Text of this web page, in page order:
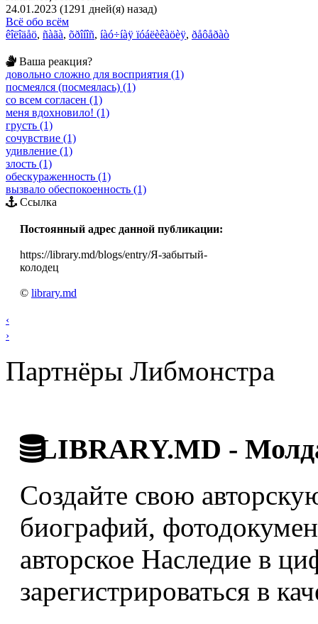
24.01.2023 (1291 дней(я) назад)
Всё обо всём
êîëîäåö, ñàãà, õðîíîñ, íàó÷íàÿ ïóáëèêàöèÿ, ðåôåðàò
Ваша реакция?
довольно сложно для восприятия (1)
посмеялся (посмеялась) (1)
со всем согласен (1)
меня вдохновило! (1)
грусть (1)
сочувствие (1)
удивление (1)
злость (1)
обескураженность (1)
вызвало обеспокоенность (1)
Ссылка
Постоянный адрес данной публикации:
https://library.md/blogs/entry/Я-забытый-
колодец
© library.md
‹
›
Партнёры Либмонстра
LIBRARY.MD -
Создайте свою
биографий,
авторское Наследие в
зарегистрироваться в